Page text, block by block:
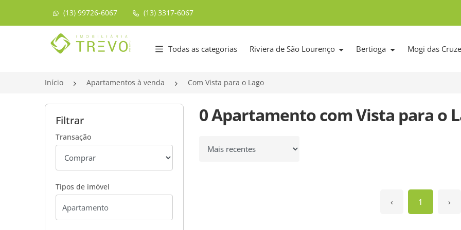
(13) 99726-6067 (13) 3317-6067
Página inicial
Todas as categorias Riviera de São Lourenço Bertioga Mogi das
Início Apartamentos à venda Com Vista para o Lago
Filtrar
Transação
Tipos de imóvel
0 Apartamento com Vista para o
Ordenar por
‹ 1 ›